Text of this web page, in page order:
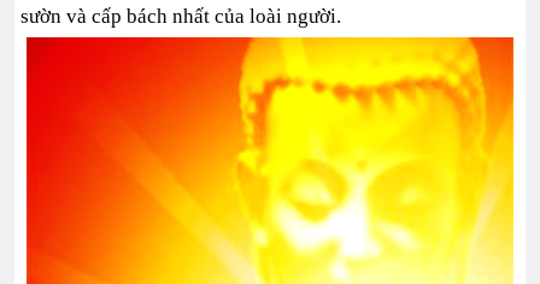
sườn và cấp bách nhất của loài người.